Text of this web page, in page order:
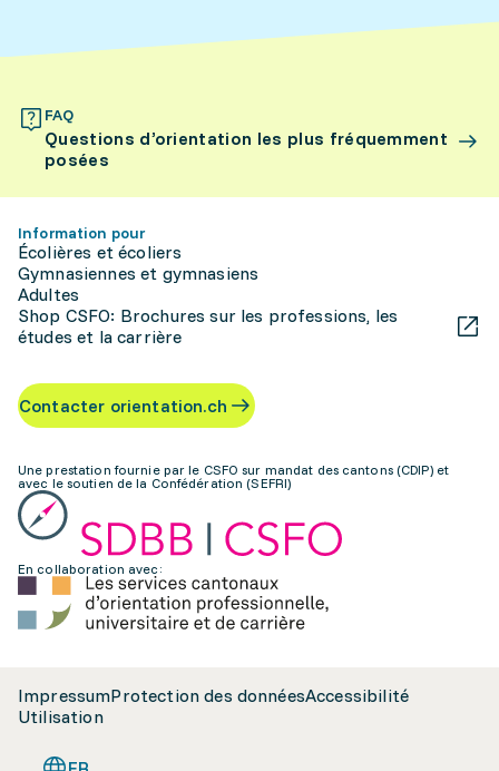
FAQ
Questions d’orientation les plus fréquemment
posées
Information pour
Écolières et écoliers
Gymnasiennes et gymnasiens
Adultes
Shop CSFO: Brochures sur les professions, les
études et la carrière
Contacter orientation.ch
Une prestation fournie par le CSFO sur mandat des cantons (CDIP) et
avec le soutien de la Confédération (SEFRI)
En collaboration avec:
ImpressumProtection des donnéesAccessibilité
Utilisation